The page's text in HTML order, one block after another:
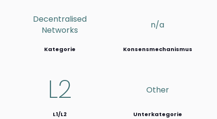
Decentralised
Networks
Kategorie
n/a
Konsensmechanismus
L2
L1/L2
Other
Unterkategorie